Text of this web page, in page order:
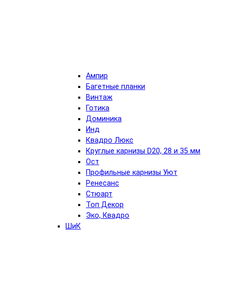
Ампир
Багетные планки
Винтаж
Готика
Доминика
Инд
Квадро Люкс
Круглые карнизы D20, 28 и 35 мм
Ост
Профильные карнизы Уют
Ренесанс
Стюарт
Топ Декор
Эко, Квадро
ШиК